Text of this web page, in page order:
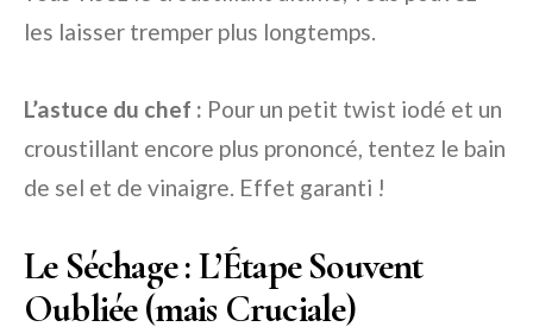
les laisser tremper plus longtemps.
L’astuce du chef : Pour un petit twist iodé et un
croustillant encore plus prononcé, tentez le bain
de sel et de vinaigre. Effet garanti !
Le Séchage : L’Étape Souvent
Oubliée (mais Cruciale)